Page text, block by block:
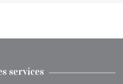
services